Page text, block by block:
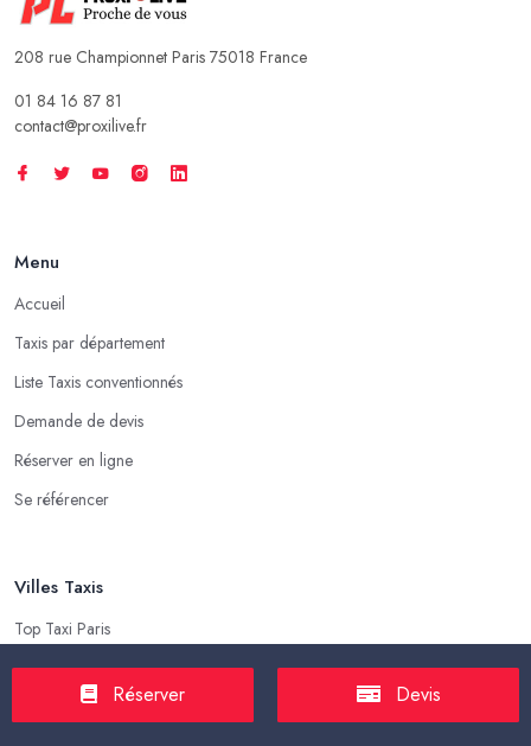
208 rue Championnet Paris 75018 France
01 84 16 87 81
contact@proxilive.fr
Menu
Accueil
Taxis par département
Liste Taxis conventionnés
Demande de devis
Réserver en ligne
Se référencer
Villes Taxis
Top Taxi Paris
Top Taxi Marseille
Top Taxi Lyon
Réserver Devis